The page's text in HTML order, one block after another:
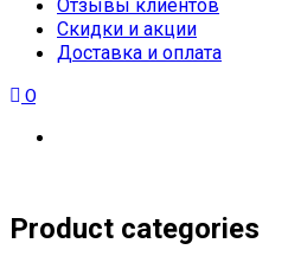
Отзывы клиентов
Скидки и акции
Доставка и оплата
0
Product categories